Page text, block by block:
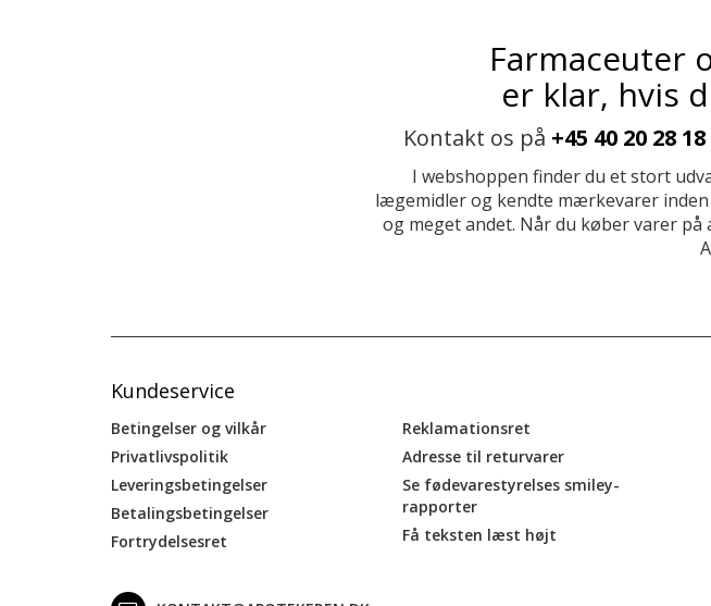
Farmaceuter
er klar, hvis
Kontakt os på +45 40 20 28 18
I webshoppen finder du et stort
lægemidler og kendte mærkevarer
og meget andet. Når du køber varer på
Kundeservice
Betingelser og vilkår
Privatlivspolitik
Leveringsbetingelser
Betalingsbetingelser
Fortrydelsesret
Reklamationsret
Adresse til returvarer
Se fødevarestyrelses smiley-
rapporter
Få teksten læst højt